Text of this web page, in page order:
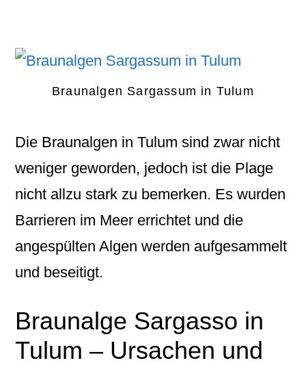
Braunalgen Sargassum in Tulum
Die Braunalgen inTulumsind zwar nicht
weniger geworden, jedoch ist die Plage
nicht allzu stark zu bemerken. Es wurden
Barrieren im Meer errichtet und die
angespülten Algen werden aufgesammelt
und beseitigt.
Braunalge Sargasso in
Tulum – Ursachen und